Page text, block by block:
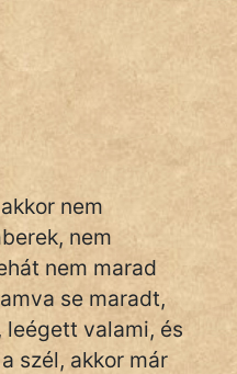
nem
nem
nem marad
se maradt,
valami, és
szél, akkor már